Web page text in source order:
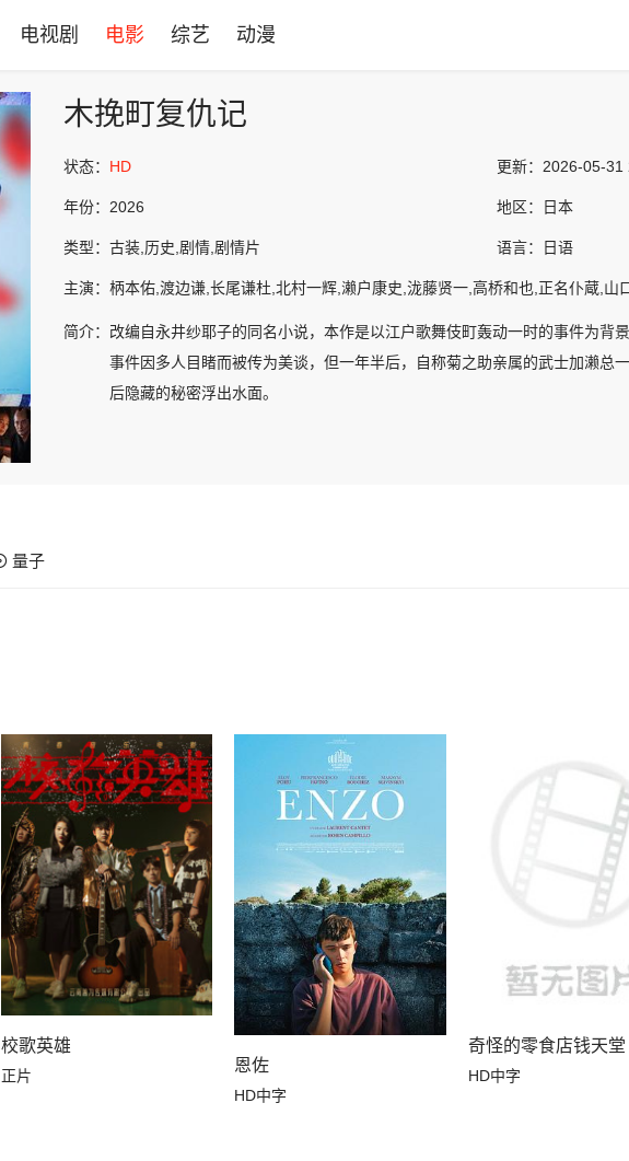
电视剧 电影 综艺 动漫
木挽町复仇记
状态： HD 更新： 2026-05-31
年份： 2026 地区： 日本
类型： 古装,历史,剧情,剧情片 语言： 日语
主演： 柄本佑,渡边谦,长尾谦杜,北村一辉,濑户康史,泷藤贤一,高桥和也,正名仆蔵,
简介： 改编自永井纱耶子的同名小说，本作是以江户歌舞伎町轰动一时的事件为背
事件因多人目睹而被传为美谈，但一年半后，自称菊之助亲属的武士加濑总
后隐藏的秘密浮出水面。
量子
校歌英雄
正片
恩佐
HD中字
奇怪的零食店钱天堂
HD中字